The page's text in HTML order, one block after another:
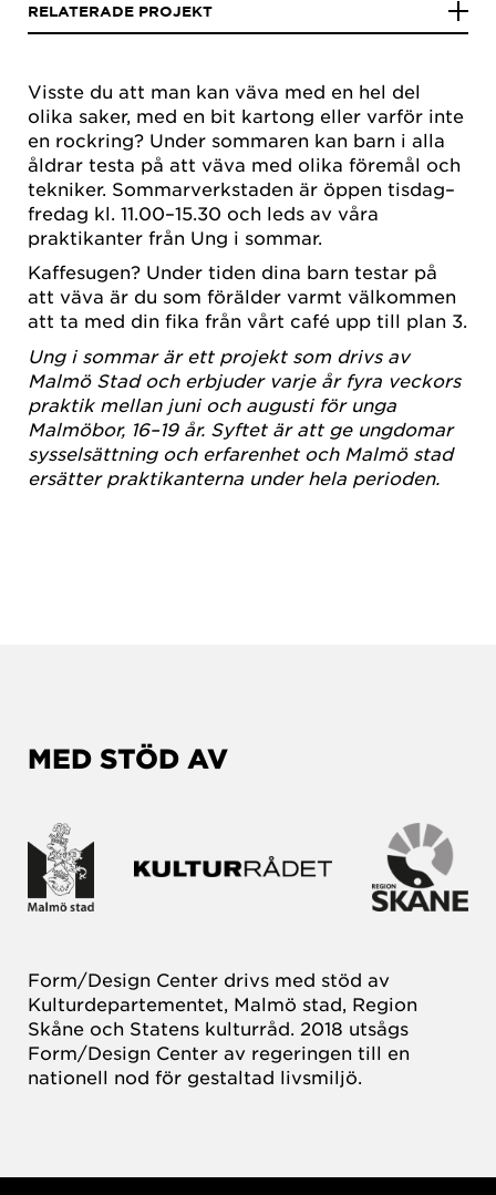
Visste du att man kan väva med en hel del
olika saker, med en bit kartong eller varför inte
en rockring? Under sommaren kan barn i alla
åldrar testa på att väva med olika föremål och
tekniker. Sommarverkstaden är öppen tisdag–
fredag kl. 11.00–15.30 och leds av våra
praktikanter från Ung i sommar.
Kaffesugen? Under tiden dina barn testar på
att väva är du som förälder varmt välkommen
att ta med din fika från vårt café upp till plan 3.
Ung i sommar är ett projekt som drivs av
Malmö Stad och erbjuder varje år fyra veckors
praktik mellan juni och augusti för unga
Malmöbor, 16–19 år. Syftet är att ge ungdomar
sysselsättning och erfarenhet och Malmö stad
ersätter praktikanterna under hela perioden.
RELATERADE PROJEKT
MED STÖD AV
Form/Design Center drivs med stöd av
Kulturdepartementet, Malmö stad, Region
Skåne och Statens kulturråd. 2018 utsågs
Form/Design Center av regeringen till en
nationell nod för gestaltad livsmiljö.